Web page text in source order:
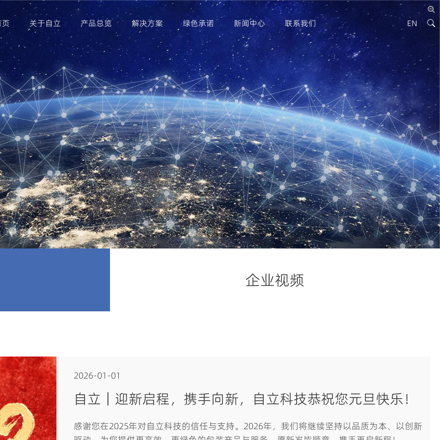
(current)关于自立 产品总览 解决方案 绿色承诺 新闻中心 联系我们 EN
企业视频
2026-01-01
自立｜迎新启程，携手向新，自立科技恭祝您元旦快乐！
感谢您在2025年对自立科技的信任与支持。2026年，我们将继续坚持以品质为本、以创新